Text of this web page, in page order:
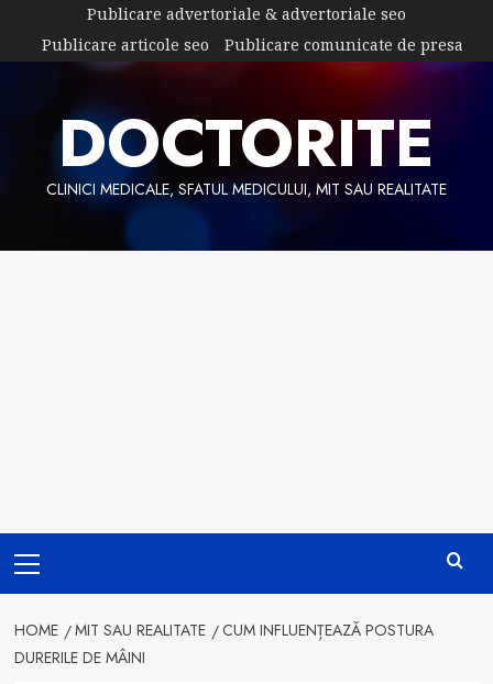
content
Publicare advertoriale & advertoriale seo
Publicare articole seo
Publicare comunicate de presa
DOCTORITE
CLINICI MEDICALE, SFATUL MEDICULUI, MIT SAU REALITATE
Menu
HOME MIT SAU REALITATE
CUM INFLUENȚEAZĂ POSTURA
DURERILE DE MÂINI